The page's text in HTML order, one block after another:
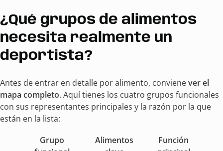
¿Qué grupos de alimentos
necesita realmente un
deportista?
Antes de entrar en detalle por alimento, convienever el
mapa completo. Aquí tienes los cuatro grupos funcionales
con sus representantes principales y la razón por la que
están en la lista:
Grupo
Alimentos
Función